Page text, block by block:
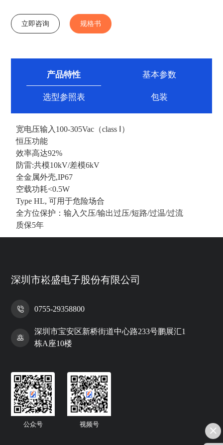
立即咨询 规格书
产品特性 基本参数
选型参照表 包装
宽电压输入100-305Vac（class Ⅰ）
恒压功能
效率高达92%
防雷:共模10kV/差模6kV
全金属外壳,IP67
空载功耗<0.5W
Type HL, 可用于危险场合
全方位保护：输入欠压/输出过压/短路/过温/过流
质保5年
深圳市崧盛电子股份有限公司
0755-29358800
深圳市宝安区新桥街道中心路233号鹏展汇1
栋A座10楼
公众号 视频号